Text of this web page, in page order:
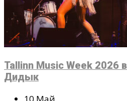
Tallinn Music Week 2026
Дидык